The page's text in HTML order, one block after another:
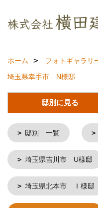
ホーム フォトギャラリ
埼玉県幸手市 N様邸
邸別に見る
邸別 一覧
埼玉県吉川市 U様邸
埼玉県北本市 Ｉ様邸